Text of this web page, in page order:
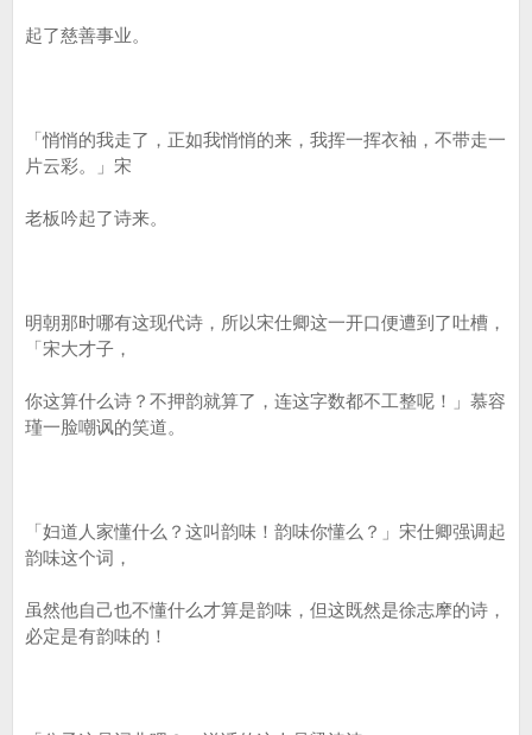
起了慈善事业。
「悄悄的我走了，正如我悄悄的来，我挥一挥衣袖，不带走一
片云彩。」宋
老板吟起了诗来。
明朝那时哪有这现代诗，所以宋仕卿这一开口便遭到了吐槽，
「宋大才子，
你这算什么诗？不押韵就算了，连这字数都不工整呢！」慕容
瑾一脸嘲讽的笑道。
「妇道人家懂什么？这叫韵味！韵味你懂么？」宋仕卿强调起
韵味这个词，
虽然他自己也不懂什么才算是韵味，但这既然是徐志摩的诗，
必定是有韵味的！